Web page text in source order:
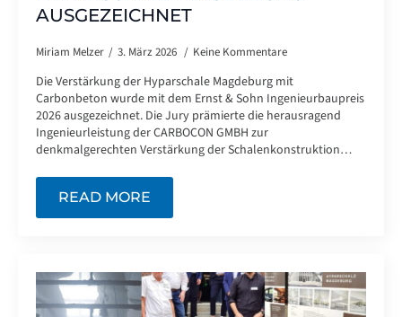
AUSGEZEICHNET
Miriam Melzer 3. März 2026 Keine Kommentare
Die Verstärkung der Hyparschale Magdeburg mit
Carbonbeton wurde mit dem Ernst & Sohn Ingenieurbaupreis
2026 ausgezeichnet. Die Jury prämierte die herausragend
Ingenieurleistung der CARBOCON GMBH zur
denkmalgerechten Verstärkung der Schalenkonstruktion…
READ MORE